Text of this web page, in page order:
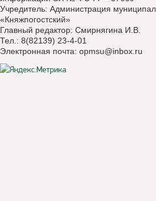
Учредитель: Администрация
«Княжпогостский»
Главный редактор: Смирнягина И.В.
Тел.: 8(82139) 23-4-01
Электронная почта: opmsu@inbox.ru